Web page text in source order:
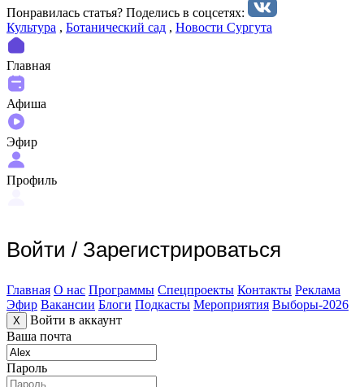
Понравилась статья? Поделиcь в соцсетях:
Культура , Ботанический сад , Новости Сургута
Главная
Афиша
Эфир
Профиль
Войти / Зарегистрироваться
Главная О нас Программы Спецпроекты Контакты Реклама
Эфир Вакансии Блоги Подкасты Мероприятия Выборы-2026
X
Войти в аккаунт
Ваша почта
Пароль